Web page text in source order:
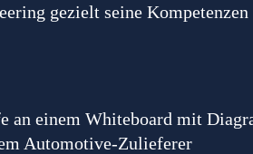
gezielt seine
Automotive-Zulieferer